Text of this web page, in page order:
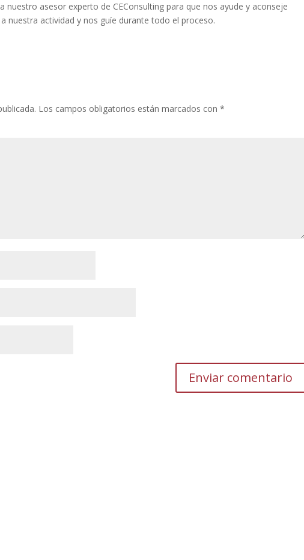
nuestro asesor experto de CEConsulting para que nos ayude y aconseje
nuestra actividad y nos guíe durante todo el proceso.
Los campos obligatorios están marcados con*